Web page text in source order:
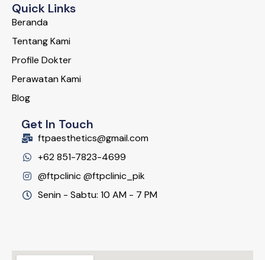
Quick Links
Beranda
Tentang Kami
Profile Dokter
Perawatan Kami
Blog
Get In Touch
ftpaesthetics@gmail.com
+62 851-7823-4699
@ftpclinic @ftpclinic_pik
Senin - Sabtu: 10 AM - 7 PM